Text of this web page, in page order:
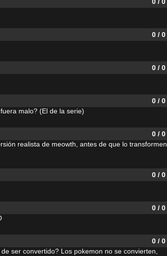
0 / 0
0 / 0
0 / 0
malo? (El de la serie)
0 / 0
realista de meowth, antes de que lo transformen
0 / 0
0 / 0
0 / 0
de ser convertido? Los pokemon no se convierten,